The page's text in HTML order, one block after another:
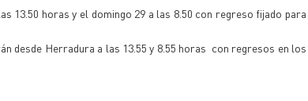
13.50 horas y el domingo 29 a las 8.50 con regreso fijado para
desde Herradura a las 13.55 y 8.55 horas con regresos en los